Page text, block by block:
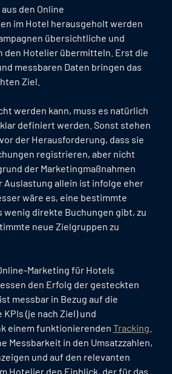
den Online
im Hotel herausgeholt werden
übersichtliche und
den Hotelier übermitteln. Erst die
messbaren Daten bringen das
Ziel.
werden kann, muss es natürlich
definiert werden. Sonst stehen
der Herausforderung, dass sie
registrieren, aber nicht
der Marketingmaßnahmen
Auslastung allein ist infolge eher
wäre es, eine bestimmte
wenig direkte Buchungen gibt, zu
neue Zielgruppen zu
Marketing für Hotels
den Erfolg der gesteckten
messbar in Bezug auf die
(je nach Ziel) und
einem funktionierenden Tracking
Messbarkeit in den Umsatzzahlen,
und auf den relevanten
Hotelier den Einblick, der für das